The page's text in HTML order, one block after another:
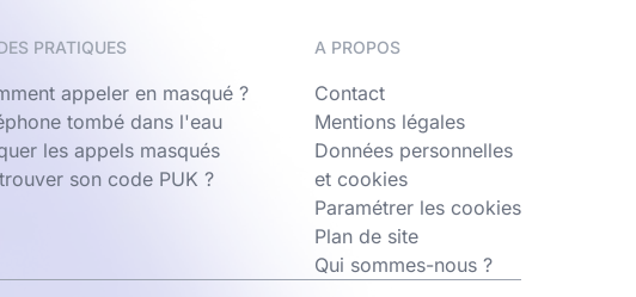
PRATIQUES
appeler en masqué ?
tombé dans l'eau
les appels masqués
son code PUK ?
A PROPOS
Contact
Mentions légales
Données personnelles
et cookies
Paramétrer les cookies
Plan de site
Qui sommes-nous ?